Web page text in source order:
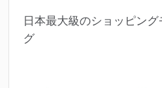
日本最大級のショッピン
グ